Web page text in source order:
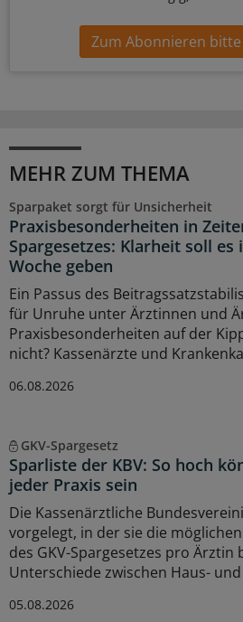
Zum Abonnieren
MEHR ZUM THEMA
Sparpaket sorgt für Unsicherheit
Praxisbesonderheiten in
Spargesetzes: Klarheit soll
Woche geben
Ein Passus des
für Unruhe unter Ärztinnen und
Praxisbesonderheiten auf der
nicht? Kassenärzte und
06.08.2026
GKV-Spargesetz
Sparliste der KBV: So hoch
jeder Praxis sein
Die Kassenärztliche
vorgelegt, in der sie die
des GKV-Spargesetzes pro Ärztin
Unterschiede zwischen Haus-
05.08.2026